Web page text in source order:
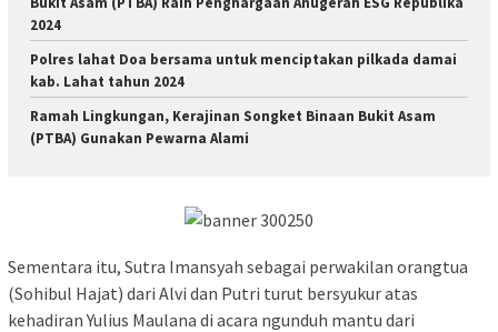
2024
Polres lahat Doa bersama untuk menciptakan pilkada damai
kab. Lahat tahun 2024
Ramah Lingkungan, Kerajinan Songket Binaan Bukit Asam
(PTBA) Gunakan Pewarna Alami
Sementara itu, Sutra Imansyah sebagai perwakilan orangtua
(Sohibul Hajat) dari Alvi dan Putri turut bersyukur atas
kehadiran Yulius Maulana di acara ngunduh mantu dari